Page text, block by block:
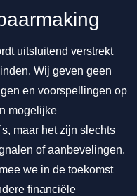
uitsluitend verstrekt
Wij geven geen
en voorspellingen op
mogelijke
maar het zijn slechts
of aanbevelingen.
we in de toekomst
financiële